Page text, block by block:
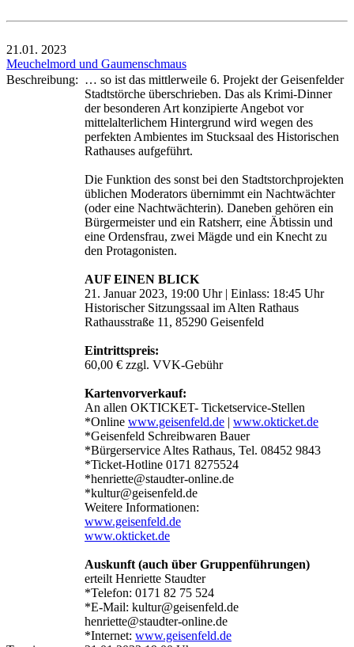
21.01. 2023
Meuchelmord und Gaumenschmaus
Beschreibung: … so ist das mittlerweile 6. Projekt der Geisenfelder
Stadtstörche überschrieben. Das als Krimi-Dinner
der besonderen Art konzipierte Angebot vor
mittelalterlichem Hintergrund wird wegen des
perfekten Ambientes im Stucksaal des Historischen
Rathauses aufgeführt.
Die Funktion des sonst bei den Stadtstorchprojekten
üblichen Moderators übernimmt ein Nachtwächter
(oder eine Nachtwächterin). Daneben gehören ein
Bürgermeister und ein Ratsherr, eine Äbtissin und
eine Ordensfrau, zwei Mägde und ein Knecht zu
den Protagonisten.
AUF EINEN BLICK
21. Januar 2023, 19:00 Uhr | Einlass: 18:45 Uhr
Historischer Sitzungssaal im Alten Rathaus
Rathausstraße 11, 85290 Geisenfeld
Eintrittspreis:
60,00 € zzgl. VVK-Gebühr
Kartenvorverkauf:
An allen OKTICKET- Ticketservice-Stellen
*Online www.geisenfeld.de | www.okticket.de
*Geisenfeld Schreibwaren Bauer
*Bürgerservice Altes Rathaus, Tel. 08452 9843
*Ticket-Hotline 0171 8275524
*henriette@staudter-online.de
*kultur@geisenfeld.de
Weitere Informationen:
www.geisenfeld.de
www.okticket.de
Auskunft (auch über Gruppenführungen)
erteilt Henriette Staudter
*Telefon: 0171 82 75 524
*E-Mail: kultur@geisenfeld.de
henriette@staudter-online.de
*Internet: www.geisenfeld.de